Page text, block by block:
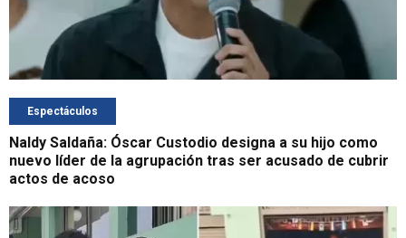
Espectáculos
Naldy Saldaña: Óscar Custodio designa a su hijo como
nuevo líder de la agrupación tras ser acusado de cubrir
actos de acoso